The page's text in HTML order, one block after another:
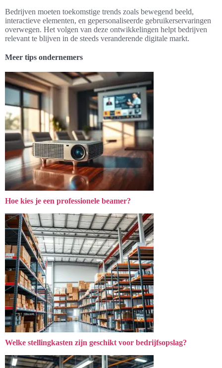
Bedrijven moeten toekomstige trends zoals bewegend beeld,
interactieve elementen, en gepersonaliseerde gebruikerservaringen
overwegen. Het volgen van deze ontwikkelingen helpt bedrijven
relevant te blijven in de steeds veranderende digitale markt.
Meer tips ondernemers
Hoe kies je een professionele beamer?
Welke stellingkasten zijn geschikt voor bedrijfsopslag?